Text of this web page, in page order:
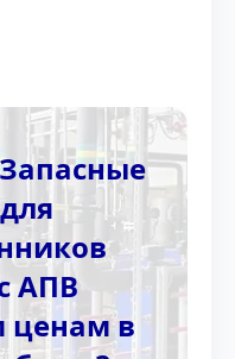
АПВ
ценам в